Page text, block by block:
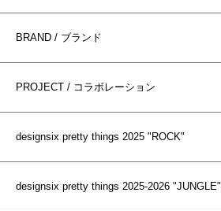
BRAND / ブランド
PROJECT / コラボレーション
designsix pretty things 2025 "ROCK"
designsix pretty things 2025-2026 "JUNGLE"